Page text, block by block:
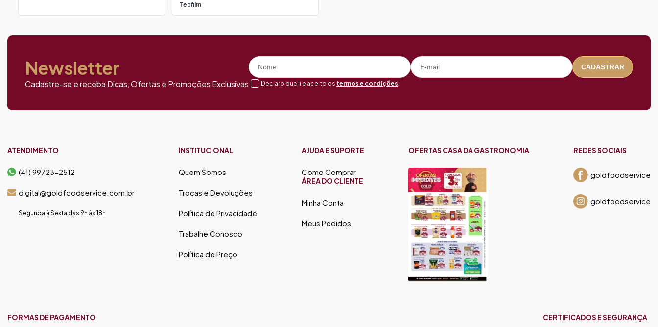
Tecfilm
Newsletter
Cadastre-se e receba Dicas, Ofertas e Promoções Exclusivas
CADASTRAR
Declaro que li e aceito os termos e condições.
ATENDIMENTO
(41) 99723-2512
digital@goldfoodservice.com.br
Segunda à Sexta das 9h às 18h
INSTITUCIONAL
Quem Somos
Trocas e Devoluções
Política de Privacidade
Trabalhe Conosco
Política de Preço
AJUDA E SUPORTE
Como Comprar
ÁREA DO CLIENTE
Minha Conta
Meus Pedidos
OFERTAS CASA DA GASTRONOMIA REDES SOCIAIS
goldfoodservice
goldfoodservice
FORMAS DE PAGAMENTO CERTIFICADOS E SEGURANÇA